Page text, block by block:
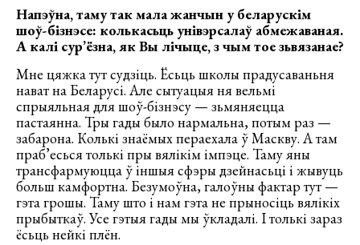
Напэўна, таму так мала жанчын у беларускім
шоў-бізнэсе: колькасьць унівэрсалаў абмежаваная.
А калі сур’ёзна, як Вы лічыце, з чым тое зьвязанае?
Мне цяжка тут судзіць. Ёсьць школы прадусаваньня
нават на Беларусі. Але сытуацыя ня вельмі
спрыяльная для шоў-бізнэсу — зьмяняецца
пастаянна. Тры гады было нармальна, потым раз —
забарона. Колькі знаёмых пераехала ў Маскву. А там
праб’есься толькі пры вялікім імпэце. Таму яны
трансфармуюцца ў іншыя сфэры дзейнасьці і жывуць
больш камфортна. Безумоўна, галоўны фактар тут —
гэта грошы. Таму што і нам гэта не прыносіць вялікіх
прыбыткаў. Усе гэтыя гады мы ўкладалі. І толькі зараз
ёсьць нейкі плён.